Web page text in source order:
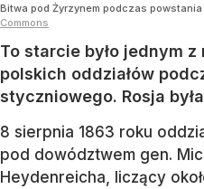
Bitwa pod Żyrzynem podczas
Commons
To starcie było jednym
polskich oddziałów
styczniowego. Rosja
8 sierpnia 1863 roku
pod dowództwem gen.
Heydenreicha, liczący